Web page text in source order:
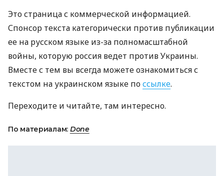
Это страница с коммерческой информацией.
Спонсор текста категорически против публикации
ее на русском языке из-за полномасштабной
войны, которую россия ведет против Украины.
Вместе с тем вы всегда можете ознакомиться с
текстом на украинском языке поссылке.
Переходите и читайте, там интересно.
По материалам: Done